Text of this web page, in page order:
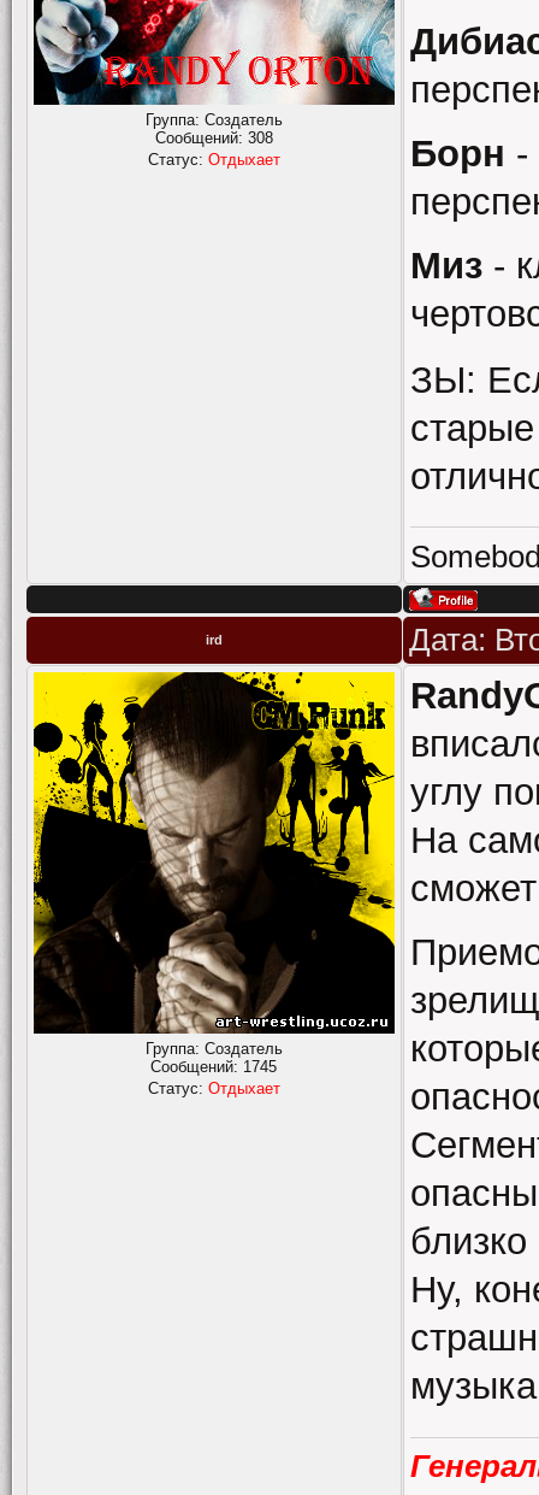
Группа: Создатель
Сообщений: 308
Статус: Отдыхает
Борн -
Миз -
ЗЫ:
ird Дата:
Группа: Создатель
Сообщений: 1745
Статус: Отдыхает
углу
На
близко
Ну,